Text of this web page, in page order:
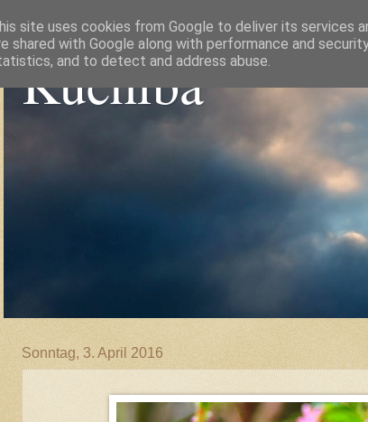
Kuchiba
Sonntag, 3. April 2016
site uses cookies from Google to deliver its services
shared with Google along with performance and
and to detect and address abuse.